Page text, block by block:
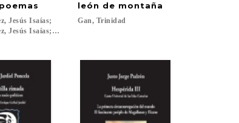
Jesús Isaías;
Jesús Isaías; Gómez López, Jesús Isaías; London, Jack...
león de montaña
Gan, Trinidad